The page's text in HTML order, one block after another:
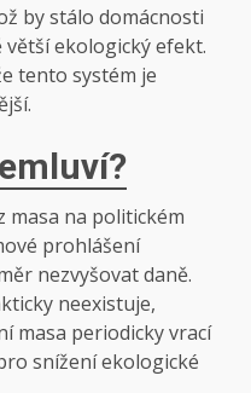
by stálo domácnosti
ekologický efekt.
tento systém je
masa na politickém
prohlášení
nezvyšovat daně.
neexistuje,
masa periodicky vrací
snížení ekologické